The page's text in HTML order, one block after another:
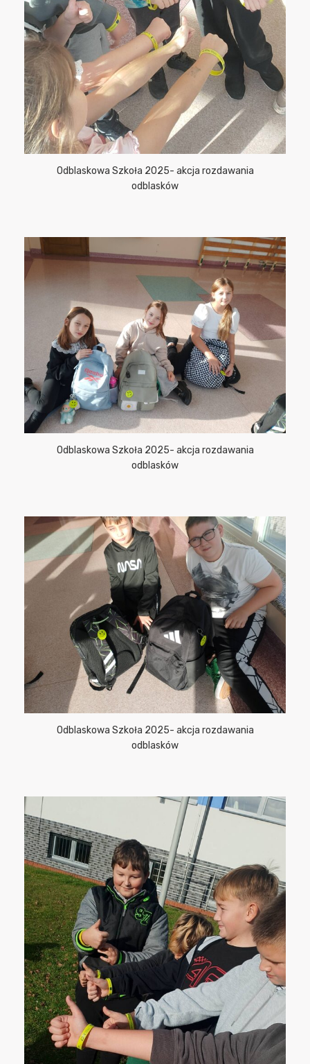
Odblaskowa Szkoła 2025- akcja rozdawania
odblasków
Odblaskowa Szkoła 2025- akcja rozdawania
odblasków
Odblaskowa Szkoła 2025- akcja rozdawania
odblasków